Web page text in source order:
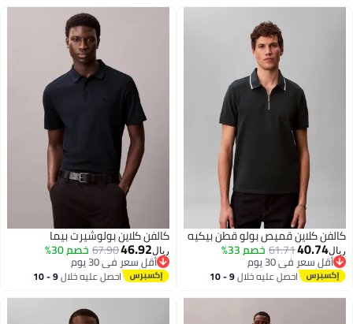
كالفن كلاين قميص بولو قطن بيكيه
ريال40.74
61.71خصم 33%
أقل سعر في 30 يوم
أقل سعر في 30 يوماحصل عليه خلال 9 - 10
كالفن كلاين بولوشيرت بيما
ريال46.92
67.90خصم 30%
أقل سعر في 30 يوم
أقل سعر في 30 يوماحصل عليه خلال 9 - 10